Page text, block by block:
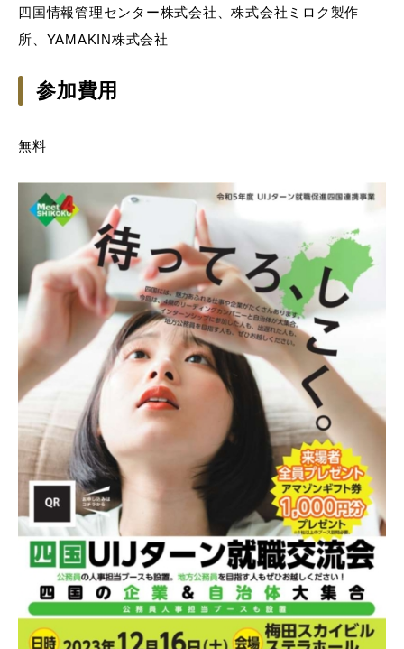
四国情報管理センター株式会社、株式会社ミロク製作
所、YAMAKIN株式会社
参加費用
無料